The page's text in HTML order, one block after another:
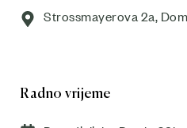
Strossmayerova 2a,
Radno vrijeme